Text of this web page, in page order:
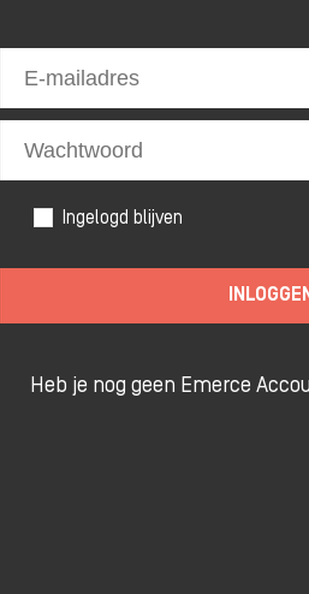
Ingelogd blijven
INLOGGEN
Heb je nog geen Emerce